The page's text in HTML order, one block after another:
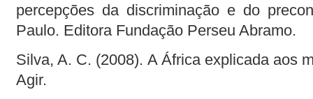
percepções da discriminação e do
Paulo. Editora Fundação Perseu Abramo.
Silva, A. C. (2008). A África explicada aos
Agir.